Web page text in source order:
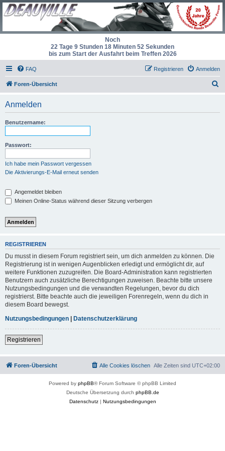
Noch
22 Tage 9 Stunden 18 Minuten 52 Sekunden
bis zum Start der Ausfahrt beim Treffen 2026
FAQ Anmelden
Registrieren
Foren-Übersicht
Anmelden
Benutzername:
Passwort:
Ich habe mein Passwort vergessen
Die Aktivierungs-E-Mail erneut senden
Angemeldet bleiben
Meinen Online-Status während dieser Sitzung verbergen
REGISTRIEREN
Du musst in diesem Forum registriert sein, um dich anmelden zu können. Die
Registrierung ist in wenigen Augenblicken erledigt und ermöglicht dir, auf
weitere Funktionen zuzugreifen. Die Board-Administration kann registrierten
Benutzern auch zusätzliche Berechtigungen zuweisen. Beachte bitte unsere
Nutzungsbedingungen und die verwandten Regelungen, bevor du dich
registrierst. Bitte beachte auch die jeweiligen Forenregeln, wenn du dich in
diesem Board bewegst.
Nutzungsbedingungen | Datenschutzerklärung
Registrieren
Foren-Übersicht Alle Zeiten sind UTC+02:00
Alle Cookies löschen
Powered by phpBB® Forum Software © phpBB Limited
Deutsche Übersetzung durch phpBB.de
Datenschutz| Nutzungsbedingungen